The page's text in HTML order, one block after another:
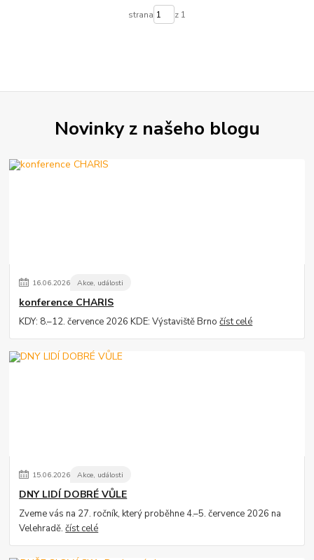
strana z 1
Novinky z našeho blogu
16.06.2026 Akce, události
konference CHARIS
KDY: 8.–12. července 2026 KDE: Výstaviště Brnočíst celé
15.06.2026 Akce, události
DNY LIDÍ DOBRÉ VŮLE
Zveme vás na 27. ročník, který proběhne 4.–5. července 2026 na
Velehradě.číst celé